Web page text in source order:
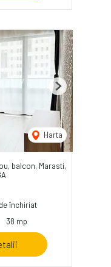
Harta
Next
balcon, Marasti,
închiriat
38 mp